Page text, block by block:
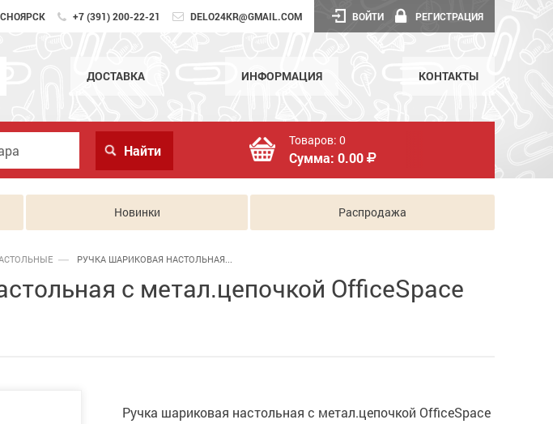
+7 (391) 200-22-21 DELO24KR@GMAIL.COM ВОЙТИ РЕГИСТРАЦИЯ
ДОСТАВКА ИНФОРМАЦИЯ КОНТАКТЫ
Товаров: 0
Сумма: 0.00
Новинки Распродажа
РУЧКА ШАРИКОВАЯ НАСТОЛЬНАЯ...
с метал.цепочкой OfficeSpace
Ручка шариковая настольная с метал.цепочкой OfficeSpace